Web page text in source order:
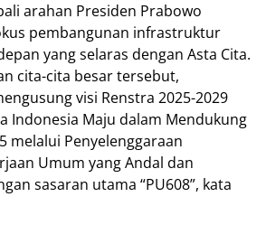
arahan Presiden Prabowo
pembangunan infrastruktur
yang selaras dengan Asta Cita.
cita-cita besar tersebut,
visi Renstra 2025-2029
Indonesia Maju dalam Mendukung
melalui Penyelenggaraan
Umum yang Andal dan
sasaran utama “PU608”, kata